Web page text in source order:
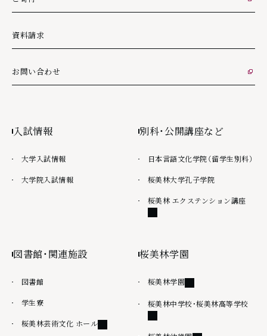
外部リンク
資料請求
お問い合わせ
外部リンク
入試情報
大学入試情報
大学院入試情報
別科・公開講座など
日本言語文化学院（留学生別科）
桜美林大学孔子学院
桜美林 エクステンション講座外部
図書館・関連施設
図書館
学生寮
桜美林芸術文化 ホール外部リンク
桜美林学園
桜美林学園外部リンク
桜美林中学校・桜美林高等学校外部